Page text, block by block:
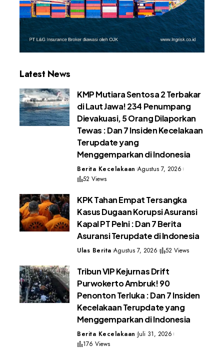
Latest News
KMP Mutiara Sentosa 2 Terbakar
di Laut Jawa! 234 Penumpang
Dievakuasi, 5 Orang Dilaporkan
Tewas : Dan 7 Insiden Kecelakaan
Terupdate yang
Menggemparkan di Indonesia
Berita Kecelakaan Agustus 7, 2026
52 Views
KPK Tahan Empat Tersangka
Kasus Dugaan Korupsi Asuransi
Kapal PT Pelni : Dan 7 Berita
Asuransi Terupdate di Indonesia
Ulas Berita Agustus 7, 2026 52 Views
Tribun VIP Kejurnas Drift
Purwokerto Ambruk! 90
Penonton Terluka : Dan 7 Insiden
Kecelakaan Terupdate yang
Menggemparkan di Indonesia
Berita Kecelakaan Juli 31, 2026
176 Views